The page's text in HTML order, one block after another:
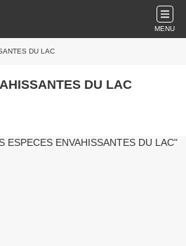
MENU
DU LAC
DU LAC